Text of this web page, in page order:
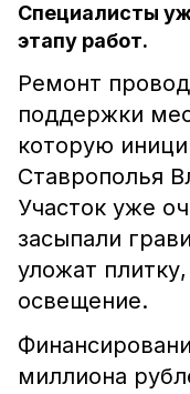
Специалисты
этапу работ.
Ремонт
поддержки
которую
Ставрополья
Участок уже
засыпали
уложат
освещение.
миллиона